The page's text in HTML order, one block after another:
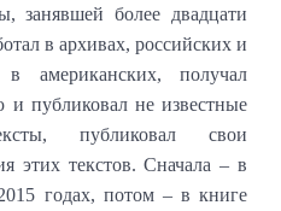
занявшей более двадцати
в архивах, российских и
получал
публиковал не известные
публиковал свои
этих текстов. Сначала – в
годах, потом – в книге